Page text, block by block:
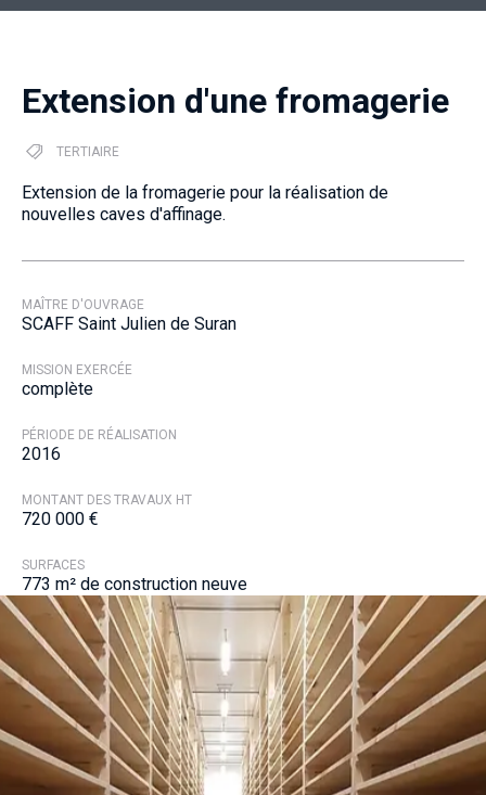
Extension d'une fromagerie
TERTIAIRE
Extension de la fromagerie pour la réalisation de
nouvelles caves d'affinage.
MAÎTRE D'OUVRAGE
SCAFF Saint Julien de Suran
MISSION EXERCÉE
complète
PÉRIODE DE RÉALISATION
2016
MONTANT DES TRAVAUX HT
720 000 €
SURFACES
773 m² de construction neuve